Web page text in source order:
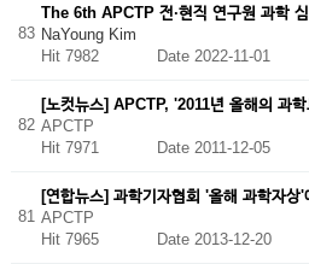
83
The 6th APCTP 전·현직 연구원 과학
NaYoung Kim
Hit 7982
Date 2022-11-01
82
[노컷뉴스] APCTP, '2011년 올해의 과
APCTP
Hit 7971
Date 2011-12-05
81
[연합뉴스] 과학기자협회 '올해 과학자상
APCTP
Hit 7965
Date 2013-12-20